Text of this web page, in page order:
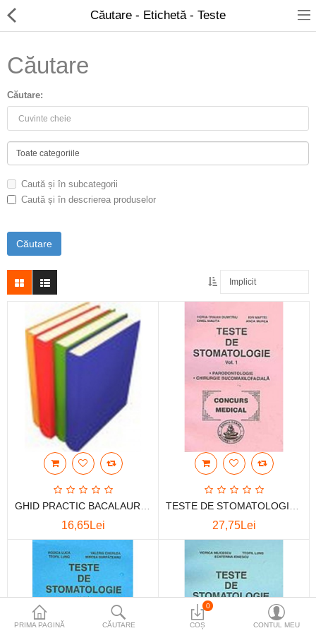
Carti cerma print
Titluri si autori
Anticariat
Oferta speciala
Traduceri
Tipografie
Comparare Wish List (0)
Moneda
PRIMA PAGINĂ CĂUTARE
0
COȘ CONTUL MEU
Căutare - Etichetă - Teste
Căutare
Căutare:
Caută și în subcategorii
Caută și în descrierea produselor
16,65Lei 27,75Lei